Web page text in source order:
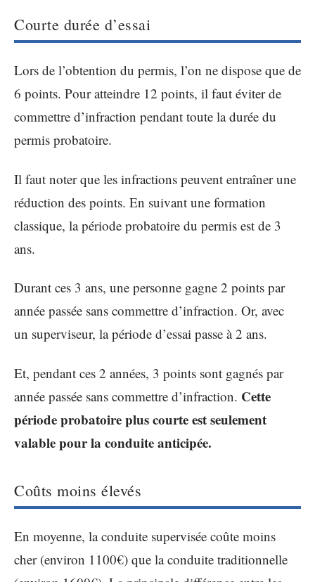
Courte durée d’essai
Lors de l’obtention du permis, l’on ne dispose que de
6 points. Pour atteindre 12 points, il faut éviter de
commettre d’infraction pendant toute la durée du
permis probatoire.
Il faut noter que les infractions peuvent entraîner une
réduction des points. En suivant une formation
classique, la période probatoire du permis est de 3
ans.
Durant ces 3 ans, une personne gagne 2 points par
année passée sans commettre d’infraction. Or, avec
un superviseur, la période d’essai passe à 2 ans.
Et, pendant ces 2 années, 3 points sont gagnés par
année passée sans commettre d’infraction. Cette
période probatoire plus courte est seulement
valable pour la conduite anticipée.
Coûts moins élevés
En moyenne, la conduite supervisée coûte moins
cher (environ 1100€) que la conduite traditionnelle